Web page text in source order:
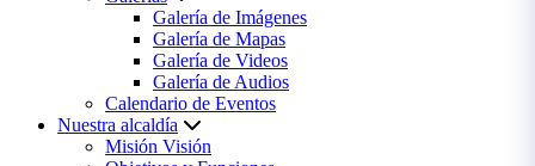
Galería de Imágenes
Galería de Mapas
Galería de Videos
Galería de Audios
Calendario de Eventos
Nuestra alcaldía
Misión Visión